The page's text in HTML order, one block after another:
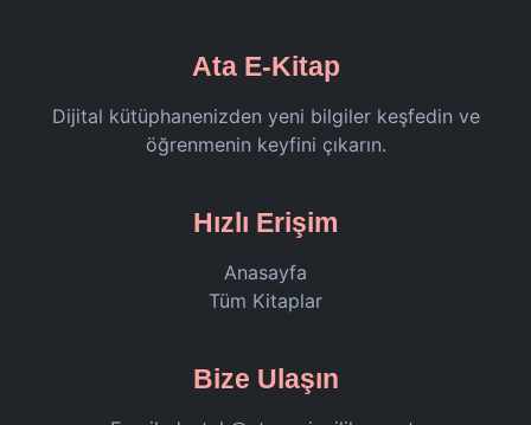
Ata E-Kitap
Dijital kütüphanenizden yeni bilgiler keşfedin ve
öğrenmenin keyfini çıkarın.
Hızlı Erişim
Anasayfa
Tüm Kitaplar
Bize Ulaşın